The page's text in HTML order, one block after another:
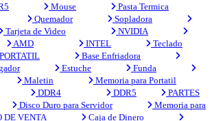
Mouse
Pasta Termica
Quemador
Sopladora
Tarjeta de Video
NVIDIA
AMD INTEL
Teclado
Base Enfriadora
Estuche
Funda
Maletin
Memoria para Portatil
DDR4 DDR5
PARTES
Disco Duro para Servidor
Memoria para
DE VENTA Caja de Dinero